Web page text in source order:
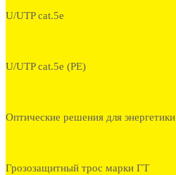
U/UTP cat.5e
U/UTP cat.5e (PE)
Оптические решения для энергетики
Грозозащитный трос марки ГТ